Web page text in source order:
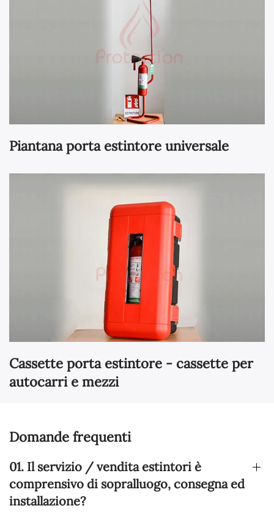
Piantana porta estintore universale
Cassette porta estintore - cassette per
autocarri e mezzi
Domande frequenti
01. Il servizio / vendita estintori è
comprensivo di sopralluogo, consegna ed
installazione?